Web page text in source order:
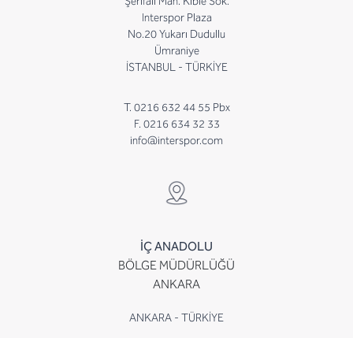
Interspor Plaza
No.20 Yukarı Dudullu
Ümraniye
İSTANBUL - TÜRKİYE
T. 0216 632 44 55 Pbx
F. 0216 634 32 33
info@interspor.com
İÇ ANADOLU
BÖLGE MÜDÜRLÜĞÜ
ANKARA
ANKARA - TÜRKİYE